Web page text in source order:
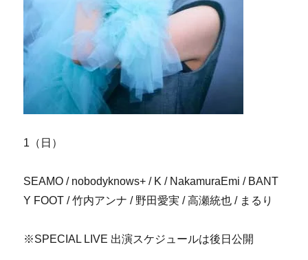
1（日）
SEAMO / nobodyknows+ / K / NakamuraEmi / BANT
Y FOOT / 竹内アンナ / 野田愛実 / 高瀬統也 / まるり
※SPECIAL LIVE 出演スケジュールは後日公開